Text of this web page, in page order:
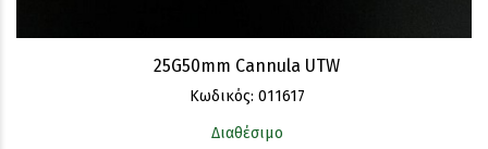
25G50mm Cannula UTW
Κωδικός: 011617
Διαθέσιμο